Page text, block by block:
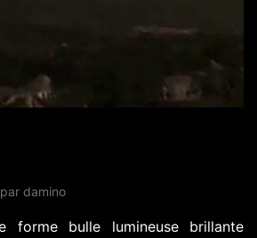
damino
forme bulle lumineuse brillante